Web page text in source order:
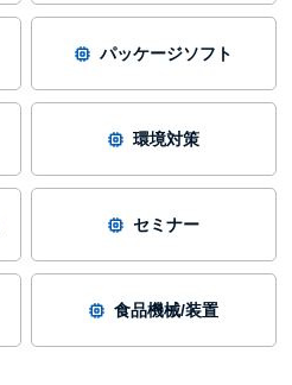
パッケージソフト
環境対策
セミナー
食品機械/装置